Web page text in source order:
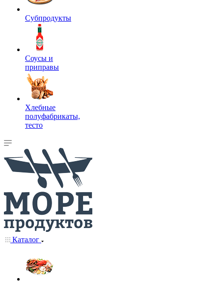
Субпродукты
Соусы и
приправы
Хлебные
полуфабрикаты,
тесто
Каталог